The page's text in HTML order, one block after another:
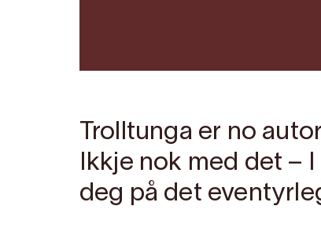
Trolltunga er no
Ikkje nok med det –
deg på det